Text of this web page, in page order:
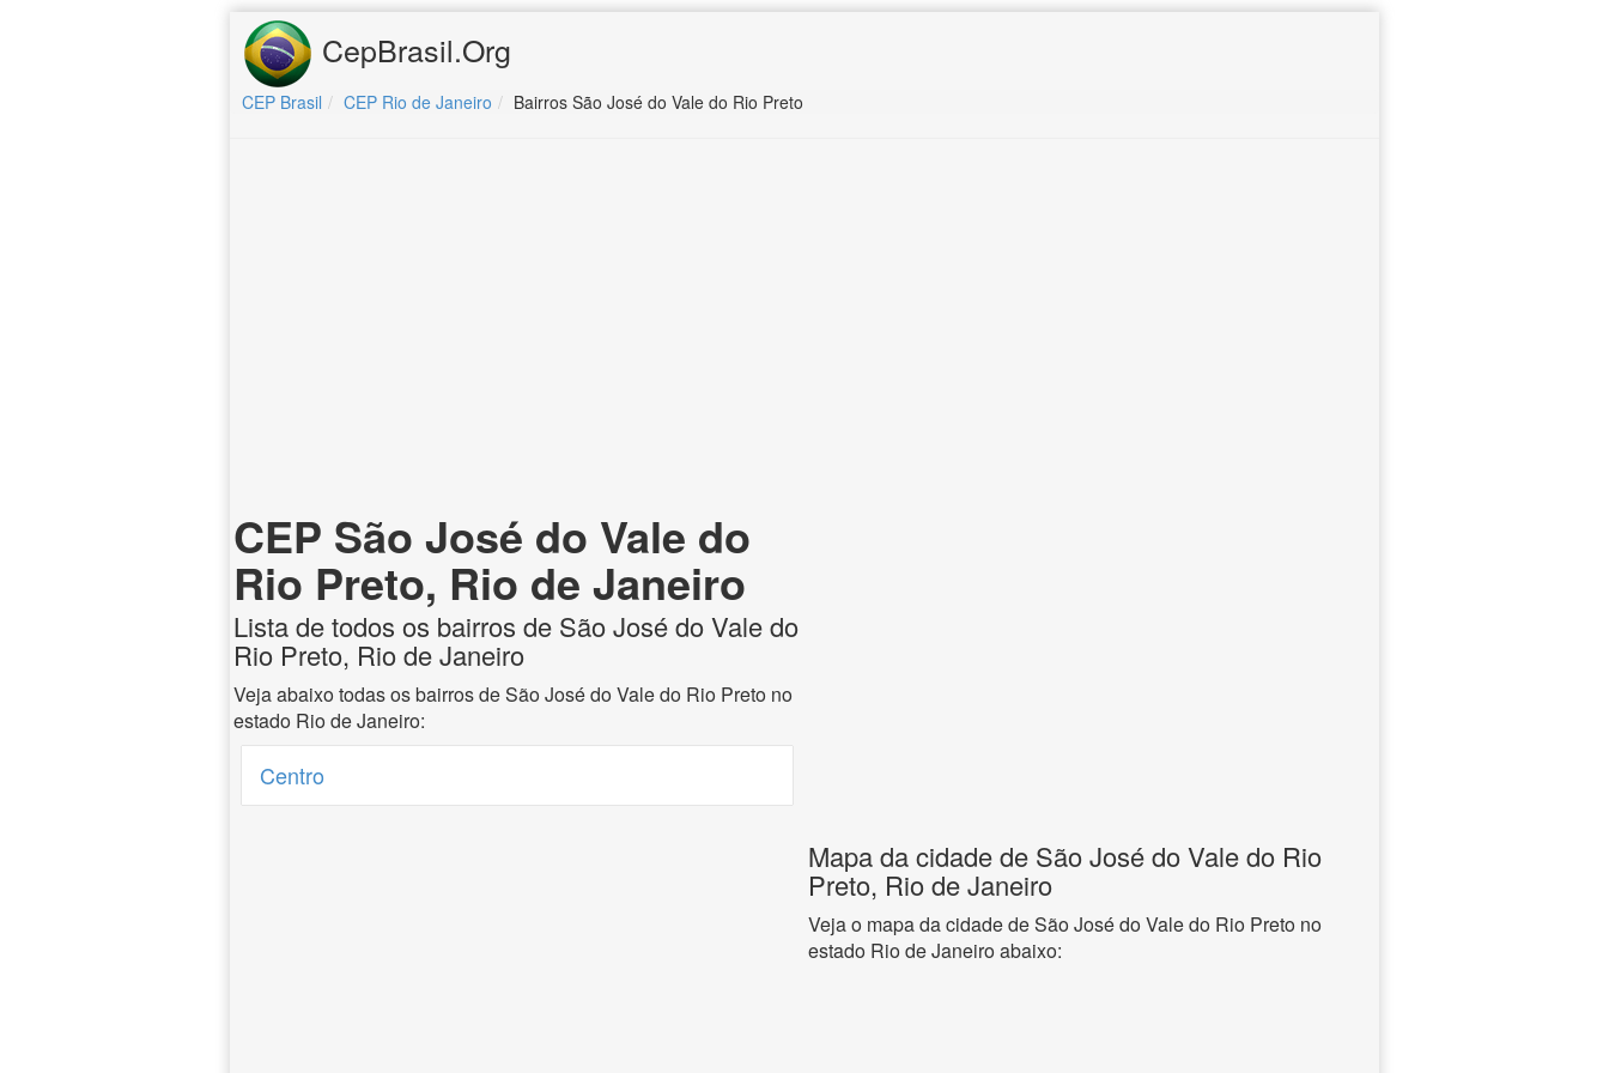
CepBrasil.Org
CEP Brasil CEP Rio de Janeiro Bairros São José do Vale do Rio Preto
CEP São José do Vale do
Rio Preto, Rio de Janeiro
Lista de todos os bairros de São José do Vale do
Rio Preto, Rio de Janeiro
Veja abaixo todas os bairros de São José do Vale do Rio Preto no
estado Rio de Janeiro:
Centro
Mapa da cidade de São José do Vale do Rio
Preto, Rio de Janeiro
Veja o mapa da cidade de São José do Vale do Rio Preto no
estado Rio de Janeiro abaixo: